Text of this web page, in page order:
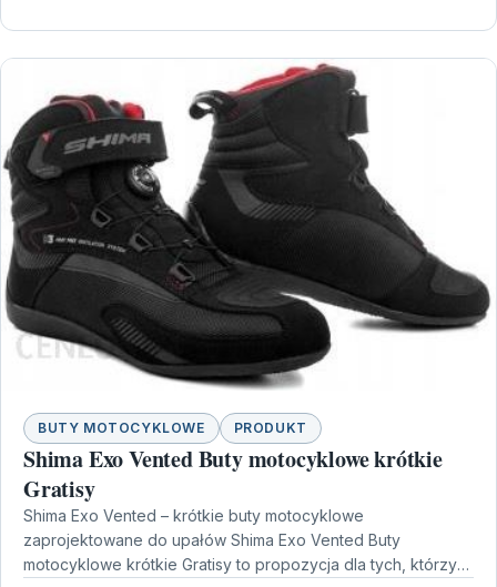
BUTY MOTOCYKLOWE PRODUKT
Shima Exo Vented Buty motocyklowe krótkie
Gratisy
Shima Exo Vented – krótkie buty motocyklowe
zaprojektowane do upałów Shima Exo Vented Buty
motocyklowe krótkie Gratisy to propozycja dla tych, którzy